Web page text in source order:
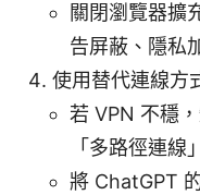
關閉瀏覽器擴
告屏蔽、隱私
使用替代連線方
若 VPN 不穩
「多路徑連線
將 ChatGPT